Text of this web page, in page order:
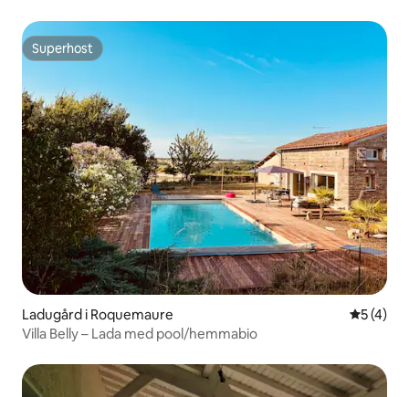
Superhost
Superhost
Ladugård i Roquemaure 5 av 5 i
5 (4)
Villa Belly – Lada med pool/hemmabio